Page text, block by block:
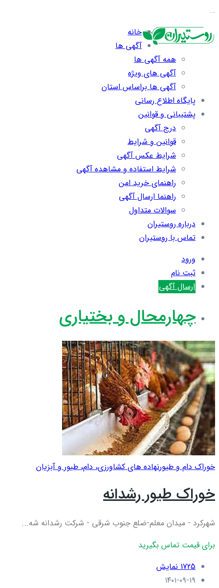
…
خانه
آگهی ها
همه آگهی ها
آگهی های ویژه
آگهی ها براساس استان
پایگاه اطلاع رسانی
پشتیبانی و قوانین
درج آگهی
قوانین و شرایط
شرایط عکس آگهی
شرایط استفاده و مشاهده آگهی
راهنمای خرید امن
راهنما ارسال آگهی
سوالات متداول
درباره روستیران
تماس با روستیران
ورود
ثبت نام
ارسال آگهی
چهارمحال و بختیاری
خوراک دام و طیورنهاده های کشاورزی، دام، طيور و آبزيان
خوراک طیور رشدانه
شهرکرد - میدان معلم-ضلع جنوب شرقی - شرکت رشدانه شه...
برای قیمت تماس بگیرید
1725 نمایش
۱۴۰۱-۰۹-۱۹